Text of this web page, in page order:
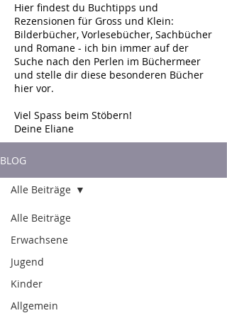
Hier findest du Buchtipps und
Rezensionen für Gross und Klein:
Bilderbücher, Vorlesebücher, Sachbücher
und Romane - ich bin immer auf der
Suche nach den Perlen im Büchermeer
und stelle dir diese besonderen Bücher
hier vor.
Viel Spass beim Stöbern!
Deine Eliane
BLOG
Alle Beiträge
Erwachsene
Jugend
Kinder
Allgemein
Alle Beiträge